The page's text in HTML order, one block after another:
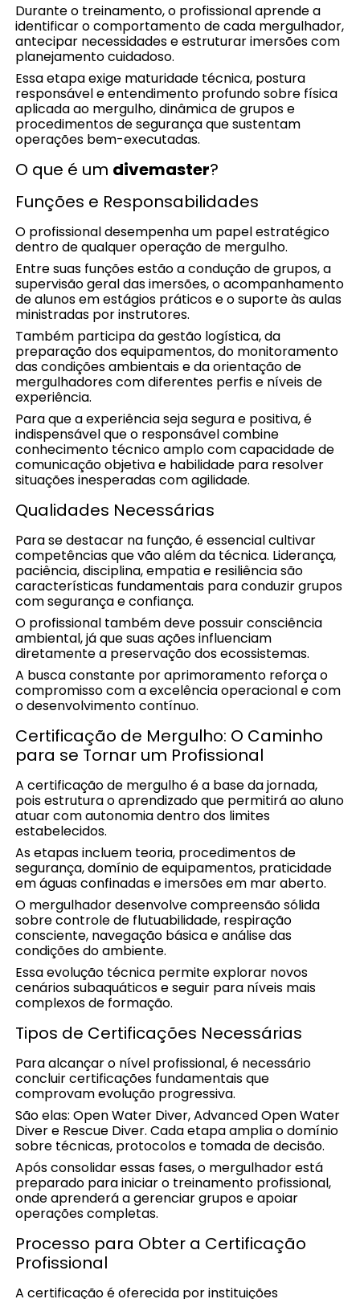
Durante o treinamento, o profissional aprende a
identificar o comportamento de cada mergulhador,
antecipar necessidades e estruturar imersões com
planejamento cuidadoso.
Essa etapa exige maturidade técnica, postura
responsável e entendimento profundo sobre física
aplicada ao mergulho, dinâmica de grupos e
procedimentos de segurança que sustentam
operações bem-executadas.
O que é um divemaster?
Funções e Responsabilidades
O profissional desempenha um papel estratégico
dentro de qualquer operação de mergulho.
Entre suas funções estão a condução de grupos, a
supervisão geral das imersões, o acompanhamento
de alunos em estágios práticos e o suporte às aulas
ministradas por instrutores.
Também participa da gestão logística, da
preparação dos equipamentos, do monitoramento
das condições ambientais e da orientação de
mergulhadores com diferentes perfis e níveis de
experiência.
Para que a experiência seja segura e positiva, é
indispensável que o responsável combine
conhecimento técnico amplo com capacidade de
comunicação objetiva e habilidade para resolver
situações inesperadas com agilidade.
Qualidades Necessárias
Para se destacar na função, é essencial cultivar
competências que vão além da técnica. Liderança,
paciência, disciplina, empatia e resiliência são
características fundamentais para conduzir grupos
com segurança e confiança.
O profissional também deve possuir consciência
ambiental, já que suas ações influenciam
diretamente a preservação dos ecossistemas.
A busca constante por aprimoramento reforça o
compromisso com a excelência operacional e com
o desenvolvimento contínuo.
Certificação de Mergulho: O Caminho
para se Tornar um Profissional
A certificação de mergulho é a base da jornada,
pois estrutura o aprendizado que permitirá ao aluno
atuar com autonomia dentro dos limites
estabelecidos.
As etapas incluem teoria, procedimentos de
segurança, domínio de equipamentos, praticidade
em águas confinadas e imersões em mar aberto.
O mergulhador desenvolve compreensão sólida
sobre controle de flutuabilidade, respiração
consciente, navegação básica e análise das
condições do ambiente.
Essa evolução técnica permite explorar novos
cenários subaquáticos e seguir para níveis mais
complexos de formação.
Tipos de Certificações Necessárias
Para alcançar o nível profissional, é necessário
concluir certificações fundamentais que
comprovam evolução progressiva.
São elas: Open Water Diver, Advanced Open Water
Diver e Rescue Diver. Cada etapa amplia o domínio
sobre técnicas, protocolos e tomada de decisão.
Após consolidar essas fases, o mergulhador está
preparado para iniciar o treinamento profissional,
onde aprenderá a gerenciar grupos e apoiar
operações completas.
Processo para Obter a Certificação
Profissional
A certificação é oferecida por instituições